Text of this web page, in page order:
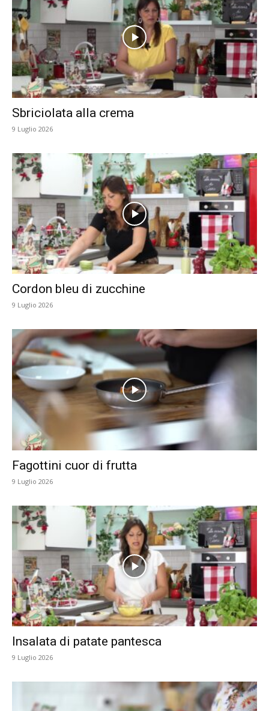
Sbriciolata alla crema
9 Luglio 2026
Cordon bleu di zucchine
9 Luglio 2026
Fagottini cuor di frutta
9 Luglio 2026
Insalata di patate pantesca
9 Luglio 2026